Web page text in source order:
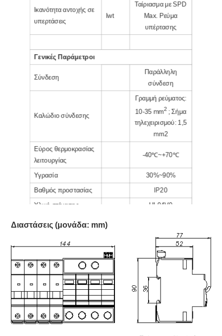
Ικανότητα αντοχής σε
υπερτάσεις
Iwt
Ταίριασμα με SPD
Max. Ρεύμα
υπέρτασης
Γενικές Παράμετροι
Σύνδεση
Παράλληλη
σύνδεση
Καλώδιο σύνδεσης
Γραμμή ρεύματος:
10-35 mm2; Σήμα
τηλεχειρισμού: 1,5
mm2
Εύρος θερμοκρασίας
λειτουργίας
-40℃~+70℃
Υγρασία 30%~90%
Βαθμός προστασίας IP20
Υλικό στέγασης UL94V0
Βάση
Διάσταση (mm)
Ανατρέξτε στο
σχέδιο
διαστάσεων όπως
παρακάτω
Διαστάσεις (μονάδα: mm)